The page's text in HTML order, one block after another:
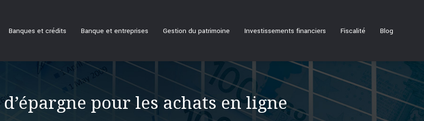
Banques et crédits Banque et entreprises Gestion du patrimoine Investissements financiers Fiscalité Blog
pour les achats en ligne